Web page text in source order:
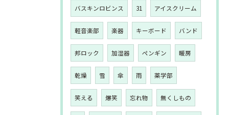
バスキンロビンス 31 アイスクリーム
軽音楽部 楽器 キーボード バンド
邦ロック 加湿器 ペンギン 暖房
乾燥 雪 傘 雨 薬学部
笑える 爆笑 忘れ物 無くしもの